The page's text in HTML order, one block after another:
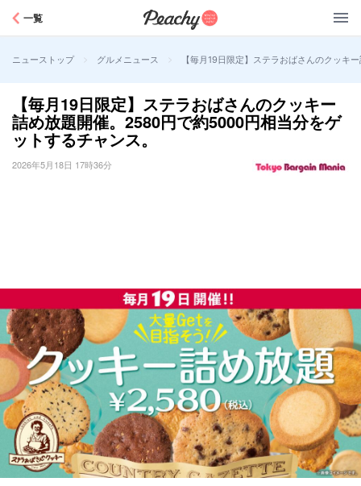
一覧
ニューストップ > グルメニュース > 【毎月19日限定】ステラおばさんのクッ
【毎月19日限定】ステラおばさんのクッキー
詰め放題開催。2580円で約5000円相当分をゲ
ットするチャンス。
2026年5月18日 17時36分